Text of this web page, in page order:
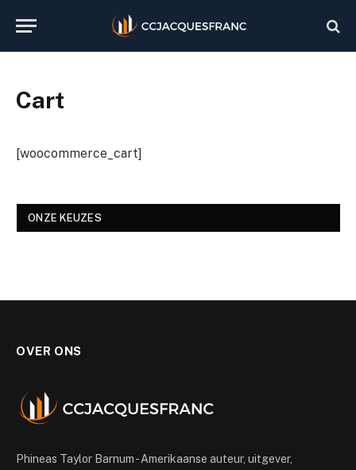
Cart
[woocommerce_cart]
ONZE KEUZES
OVER ONS
Phineas Taylor Barnum - Amerikaanse auteur, uitgever,